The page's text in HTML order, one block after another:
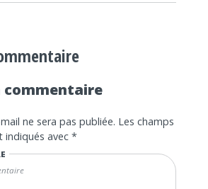
ne sera pas publiée. Les champs
avec *